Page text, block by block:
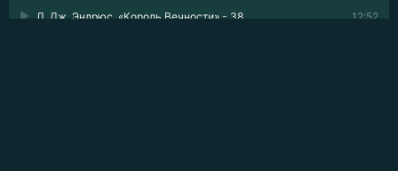
12:52
Л. Дж. Эндрюс. «Король Вечности» - 38